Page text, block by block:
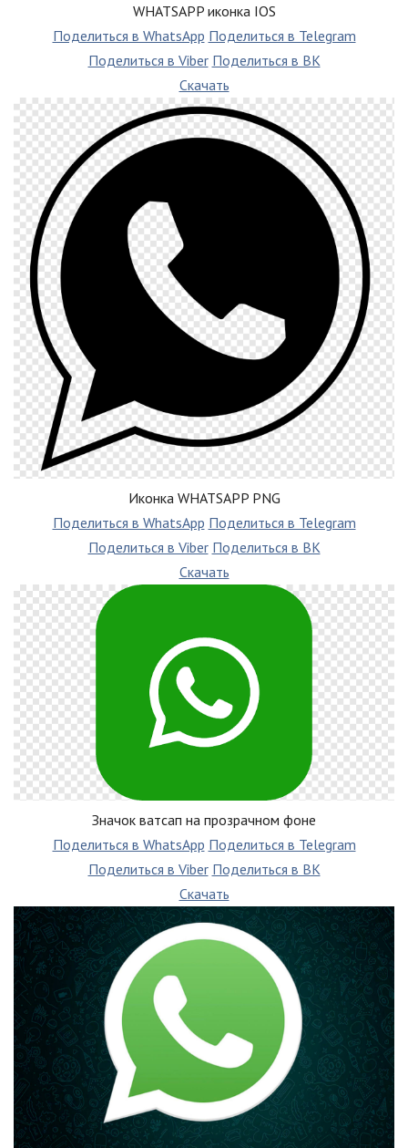
WHATSAPP иконка IOS
Поделиться в WhatsApp Поделиться в Telegram
Поделиться в Viber Поделиться в ВК
Скачать
Иконка WHATSAPP PNG
Поделиться в WhatsApp Поделиться в Telegram
Поделиться в Viber Поделиться в ВК
Скачать
Значок ватсап на прозрачном фоне
Поделиться в WhatsApp Поделиться в Telegram
Поделиться в Viber Поделиться в ВК
Скачать